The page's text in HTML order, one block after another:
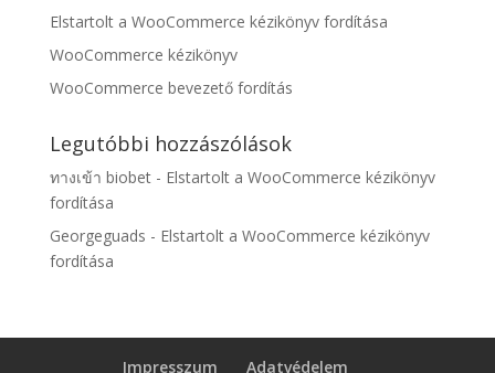
Elstartolt a WooCommerce kézikönyv fordítása
WooCommerce kézikönyv
WooCommerce bevezető fordítás
Legutóbbi hozzászólások
ทางเข้า biobet- Elstartolt a WooCommerce kézikönyv
fordítása
Georgeguads - Elstartolt a WooCommerce kézikönyv
fordítása
Impresszum Adatvédelem